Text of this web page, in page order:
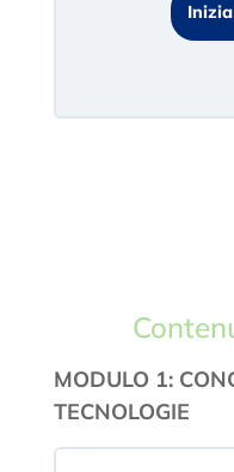
MODULO 1:
TECNOLOGIE